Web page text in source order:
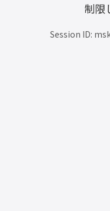
制限
Session ID: